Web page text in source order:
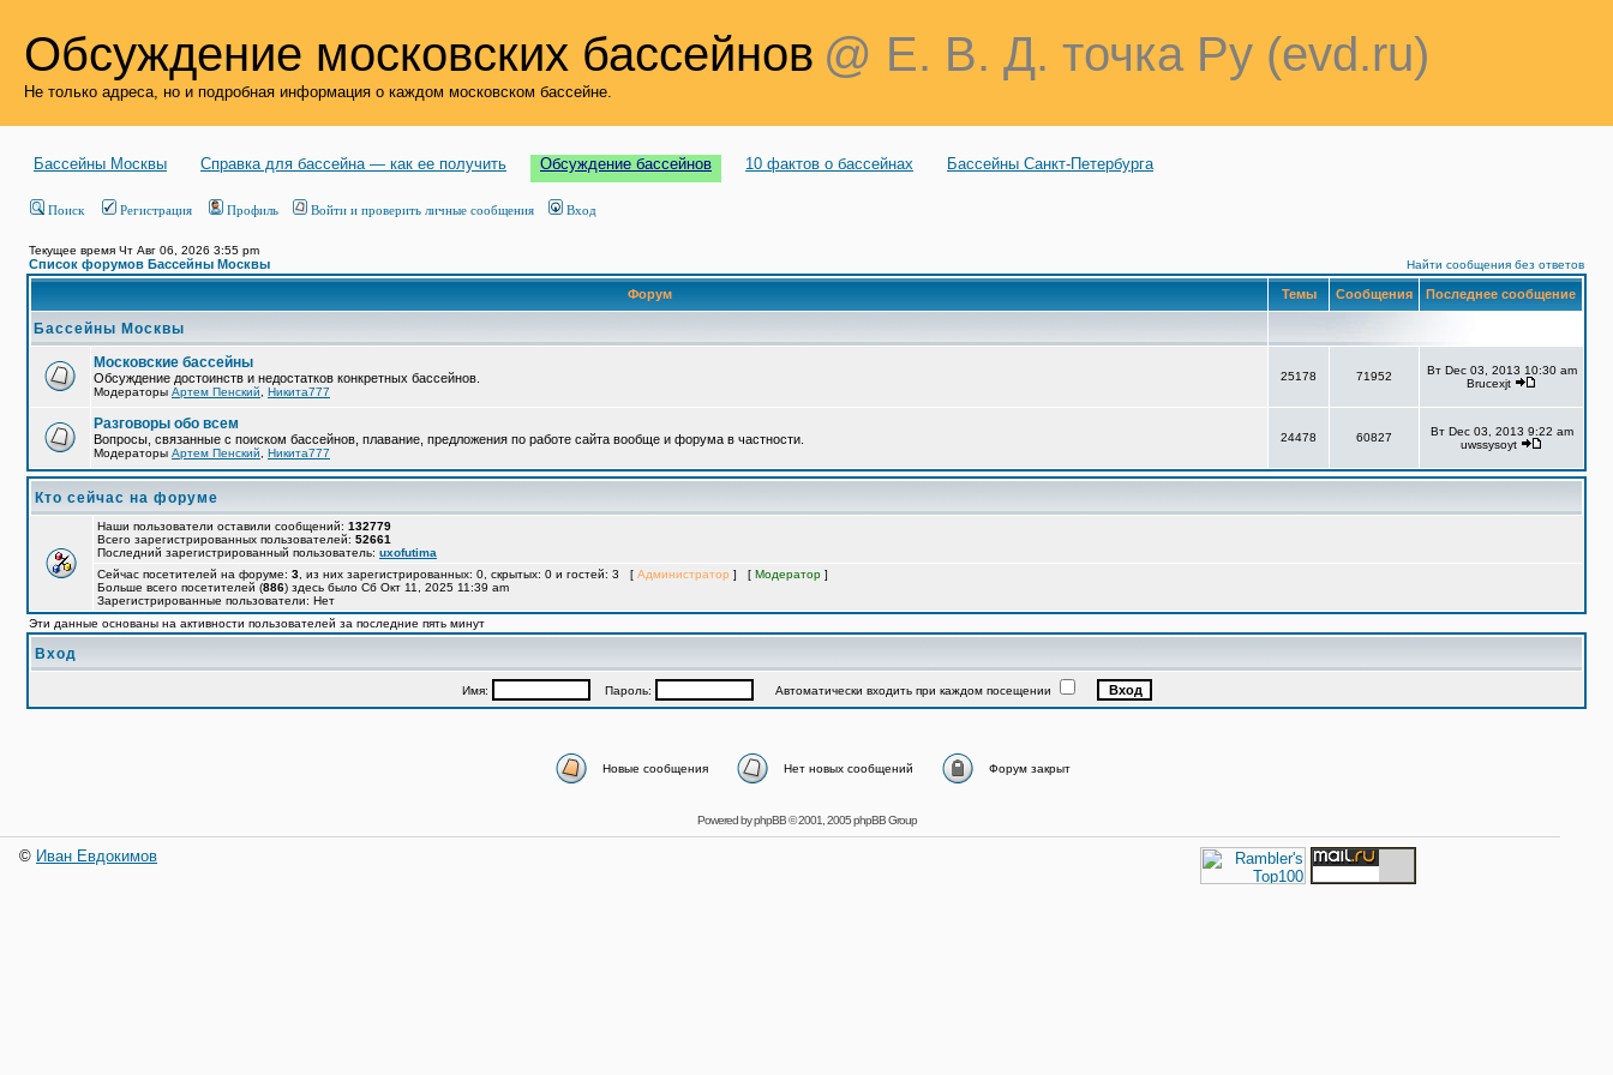
Обсуждение московских бассейнов @ Е. В. Д. точка Ру (evd.ru)
Не только адреса, но и подробная информация о каждом московском бассейне.
Бассейны Москвы Справка для бассейна — как ее получить Обсуждение бассейнов 10 фактов о бассейнах Бассейны Санкт-Петербурга
Поиск Регистрация Профиль Войти и проверить личные сообщения Вход
Текущее время Чт Авг 06, 2026 3:55 pm
Список форумов Бассейны Москвы Найти сообщения без ответов
Форум Темы Сообщения Последнее сообщение
Бассейны Москвы
Московские бассейны
Обсуждение достоинств и недостатков конкретных бассейнов.
Модераторы Артем Пенский Никита777
25178 71952
Вт Dec 03, 2013 10:30 am
Brucexjt
Разговоры обо всем
Вопросы, связанные с поиском бассейнов, плавание, предложения по работе сайта вообще и форума в частности.
Модераторы Артем Пенский Никита777
24478 60827
Вт Dec 03, 2013 9:22 am
uwssysoyt
Кто сейчас на форуме
Наши пользователи оставили сообщений: 132779
Всего зарегистрированных пользователей: 52661
Последний зарегистрированный пользователь: uxofutima
Сейчас посетителей на форуме: 3 , из них зарегистрированных: 0, скрытых: 0 и гостей: 3 [ Администратор ] [ Модератор ]
Больше всего посетителей (886) здесь было Сб Окт 11, 2025 11:39 am
Зарегистрированные пользователи: Нет
Эти данные основаны на активности пользователей за последние пять минут
Вход
Имя: Пароль: Автоматически входить при каждом посещении
Новые сообщения Нет новых сообщений Форум закрыт
Powered byphpBB© 2001, 2005 phpBB Group
© Иван Евдокимов